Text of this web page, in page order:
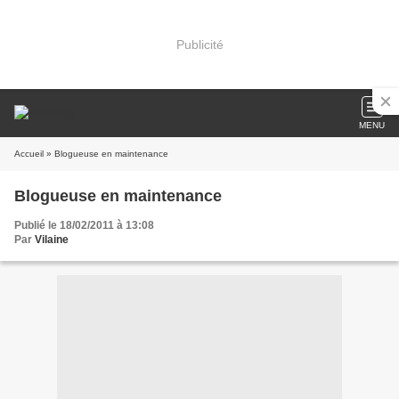
Publicité
MENU
Accueil » Blogueuse en maintenance
Blogueuse en maintenance
Publié le 18/02/2011 à 13:08
Par Vilaine